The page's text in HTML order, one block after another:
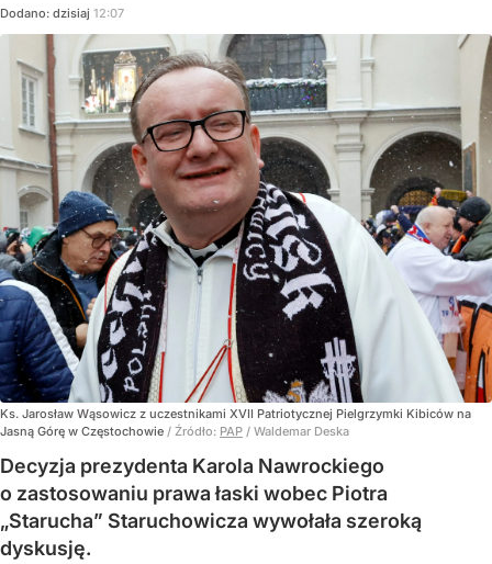
Dodano: dzisiaj 12:07
Ks. Jarosław Wąsowicz z uczestnikami XVII Patriotycznej Pielgrzymki Kibiców na
Jasną Górę w Częstochowie / Źródło: PAP / Waldemar Deska
Decyzja prezydenta Karola Nawrockiego
o zastosowaniu prawa łaski wobec Piotra
„Starucha” Staruchowicza wywołała szeroką
dyskusję.